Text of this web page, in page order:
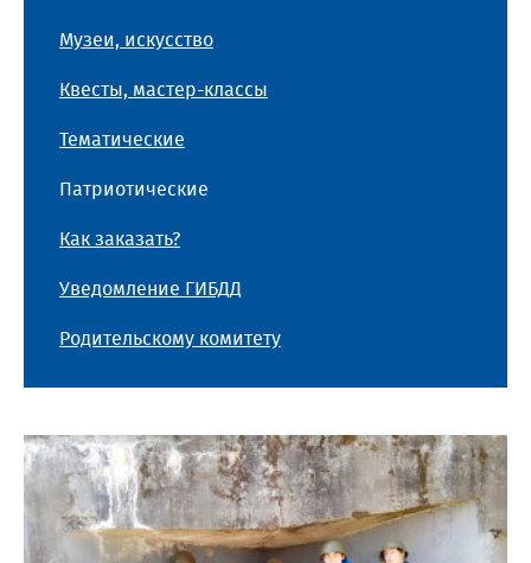
Музеи, искусство
Квесты, мастер-классы
Тематические
Патриотические
Как заказать?
Уведомление ГИБДД
Родительскому комитету